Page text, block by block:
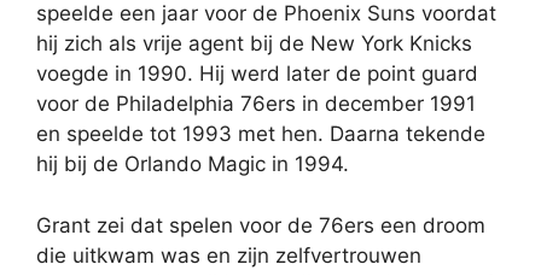
speelde een jaar voor de Phoenix Suns voordat
hij zich als vrije agent bij de New York Knicks
voegde in 1990. Hij werd later de point guard
voor de Philadelphia 76ers in december 1991
en speelde tot 1993 met hen. Daarna tekende
hij bij de Orlando Magic in 1994.
Grant zei dat spelen voor de 76ers een droom
die uitkwam was en zijn zelfvertrouwen